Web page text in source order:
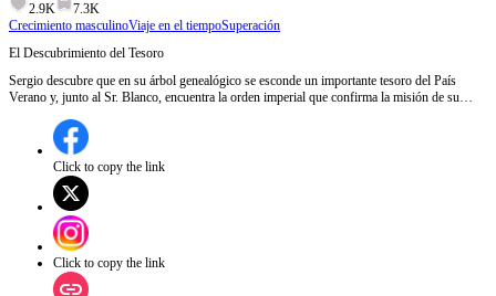
2.9K
7.3K
Crecimiento masculinoViaje en el tiempoSuperación
El Descubrimiento del Tesoro
Sergio descubre que en su árbol genealógico se esconde un importante tesoro del País
Verano y, junto al Sr. Blanco, encuentra la orden imperial que confirma la misión de su
Sr. Blanco abrir correctamente la Caja de Pedro esta vez y evitar los errores del pasado?
Click to copy the link
Click to copy the link